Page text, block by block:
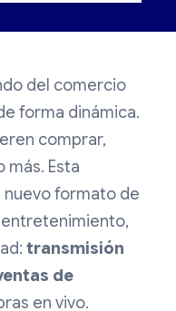
del comercio
forma dinámica.
comprar,
Esta
formato de
transmisión
de
en vivo.